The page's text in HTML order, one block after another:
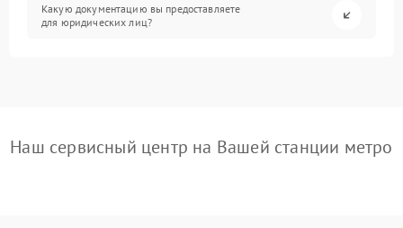
Какую документацию вы предоставляете
для юридических лиц?
Наш сервисный центр на Вашей станции метро